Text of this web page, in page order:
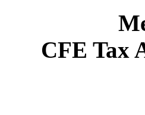
CFE Tax